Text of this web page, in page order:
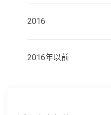
2016
2016年以前